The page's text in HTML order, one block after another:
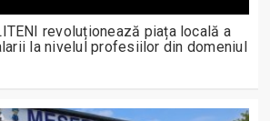
revoluționează piața locală a
la nivelul profesiilor din domeniul